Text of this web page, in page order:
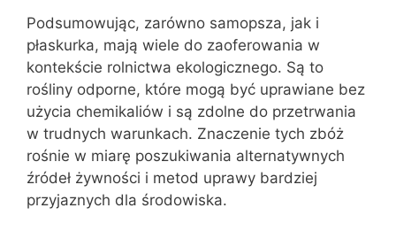
Podsumowując, zarówno samopsza, jak i
płaskurka, mają wiele do zaoferowania w
kontekście rolnictwa ekologicznego. Są to
rośliny odporne, które mogą być uprawiane bez
użycia chemikaliów i są zdolne do przetrwania
w trudnych warunkach. Znaczenie tych zbóż
rośnie w miarę poszukiwania alternatywnych
źródeł żywności i metod uprawy bardziej
przyjaznych dla środowiska.